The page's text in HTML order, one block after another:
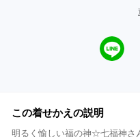
この着せかえの説明
明るく愉しい福の神☆七福神さ